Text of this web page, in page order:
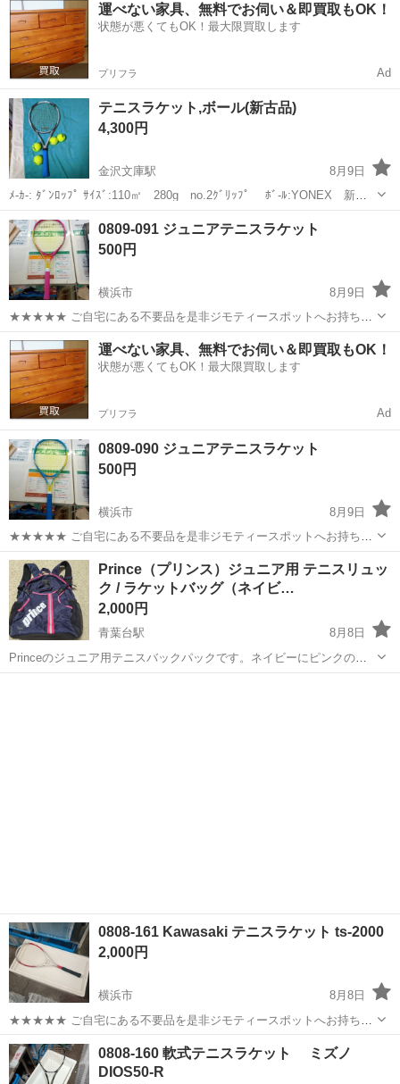
運べない家具、無料でお伺い＆即買取もOK！
状態が悪くてもOK！最大限買取します
プリフラ Ad
テニスラケット,ボール(新古品)
4,300円
金沢文庫駅
8月9日
ﾒ-ｶ-: ﾀﾞﾝﾛｯﾌﾟ ｻｲｽﾞ:110㎡ 280g no.2ｸﾞﾘｯﾌﾟ ﾎﾞ-ﾙ:YONEX 新品4
球 ◯ 自宅近隣にて引渡しﾃﾞｽ
神奈川 横浜市
0809-091 ジュニアテニスラケット
500円
横浜市
8月9日
★★★★★ ご自宅にある不要品を是非ジモティースポットへお持ち込
みしませんか？ 家電、趣味・スポーツ・レジャー用品、こども用品、
衣料服飾品、生活雑貨、家具、本、CD・DVDなどが無料でまとめて持
ち込めます！ ※詳細はこ...
神奈川 横浜市 テニス テニスラケット
運べない家具、無料でお伺い＆即買取もOK！
状態が悪くてもOK！最大限買取します
プリフラ Ad
0809-090 ジュニアテニスラケット
500円
横浜市
8月9日
★★★★★ ご自宅にある不要品を是非ジモティースポットへお持ち込
みしませんか？ 家電、趣味・スポーツ・レジャー用品、こども用品、
衣料服飾品、生活雑貨、家具、本、CD・DVDなどが無料でまとめて持
ち込めます！ ※詳細はこ...
神奈川 横浜市 テニスラケット
Prince（プリンス）ジュニア用 テニスリュッ
ク / ラケットバッグ（ネイビ…
2,000円
青葉台駅
8月8日
Princeのジュニア用テニスバックパックです。ネイビーにピンクのラ
インが入った可愛いデザインです。子供さんのテニスレッスン用にい
0808-161 Kawasaki テニスラケット ts-2000
2,000円
横浜市
8月8日
★★★★★ ご自宅にある不要品を是非ジモティースポットへお持ち込
みしませんか？ 家電、趣味・スポーツ・レジャー用品、こども用品、
衣料服飾品、生活雑貨、家具、本、CD・DVDなどが無料でまとめて持
ち込めます！ ※詳細はこ...
神奈川 横浜市 Kawasaki
0808-160 軟式テニスラケット ミズノ
DIOS50-R